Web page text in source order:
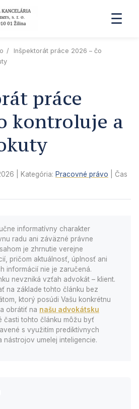
☰
/
Inšpektorát práce 2026 – čo
práce
kontroluje a
| Kategória: Pracovné právo
| Čas
informatívny charakter
radu ani záväzné právne
je zhrnutie verejne
pričom aktuálnosť, úplnosť ani
informácií nie je zaručená.
nevzniká vzťah advokát – klient.
na základe tohto článku bez
ktorý posúdi Vašu konkrétnu
obrátiť na našu advokátsku
časti tohto článku môžu byť
s využitím prediktívnych
umelej inteligencie.